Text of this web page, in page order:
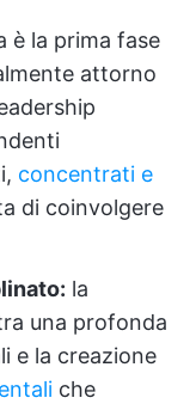
è la prima fase
attorno
concentrati e
di coinvolgere
la
una profonda
e la creazione
che